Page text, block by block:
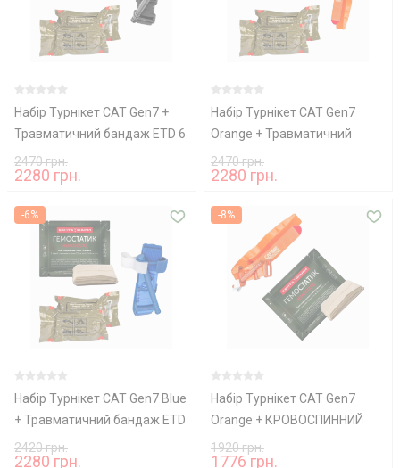
Набір Турнікет CAT Gen7 +
Травматичний бандаж ETD 6
+ КРОВОСПИННИЙ БИНТ
Гемостатик
2470 грн.
2280 грн.
Набір Турнікет CAT Gen7
Orange + Травматичний
бандаж ETD 6 +
КРОВОСПИННИЙ БИНТ
2470 грн.
2280 грн.
-6%
Набір Турнікет CAT Gen7 Blue
+ Травматичний бандаж ETD
6 + КРОВОСПИННИЙ БИНТ
Гемостатик
2420 грн.
2280 грн.
-8%
Набір Турнікет CAT Gen7
Orange + КРОВОСПИННИЙ
БИНТ Гемостатик
1920 грн.
1776 грн.